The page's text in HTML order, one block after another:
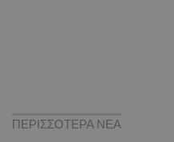
ΠΕΡΙΣΣΟΤΕΡΑ ΝΕΑ